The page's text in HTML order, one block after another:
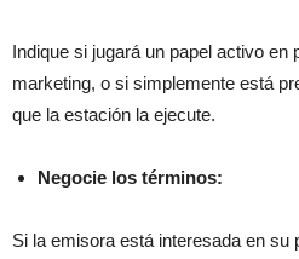
Indique si jugará un papel activo en
marketing, o si simplemente está
que la estación la ejecute.
Negocie los términos:
Si la emisora está interesada en su